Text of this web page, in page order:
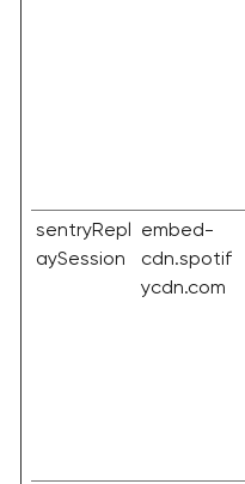
sentryRepl
aySession
embed-
cdn.spotif
ycdn.com